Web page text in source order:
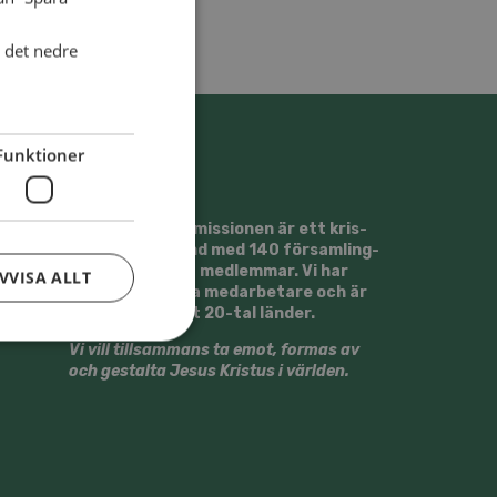
Svens­ka Al­li­ans­mis­sio­nen är ett kris­
tet tros­sam­fund med 140 för­sam­ling­
ar och ca 13500 med­lem­mar. Vi har
runt 30 ut­sän­da med­ar­be­ta­re och är
verk­sam­ma i ett 20-tal län­der.
Vi vill till­sam­mans ta emot, for­mas av
och ge­stal­ta Jesus Kristus i värl­den.
nedre
ALLT